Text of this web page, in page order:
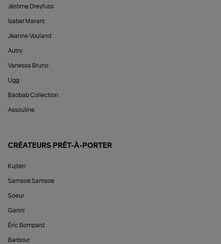
Jérôme Dreyfuss
Isabel Marant
Jeanne Vouland
Autry
Vanessa Bruno
Ugg
Baobab Collection
Assouline
CRÉATEURS PRÊT-À-PORTER
Kujten
Samsoe Samsoe
Soeur
Ganni
Éric Bompard
Barbour